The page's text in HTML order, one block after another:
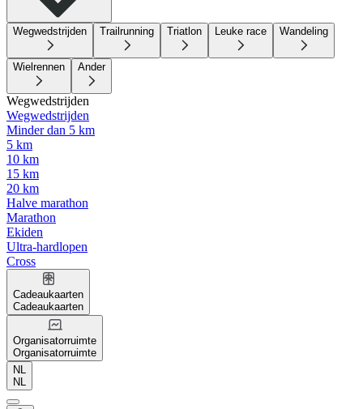
Wegwedstrijden Trailrunning Triatlon Leuke race Wandeling
Wielrennen Ander
Wegwedstrijden
Wegwedstrijden
Minder dan 5 km
5 km
10 km
15 km
20 km
Halve marathon
Marathon
Ekiden
Ultra-hardlopen
Cross
Cadeaukaarten
Cadeaukaarten
Organisatorruimte
Organisatorruimte
NL
NL